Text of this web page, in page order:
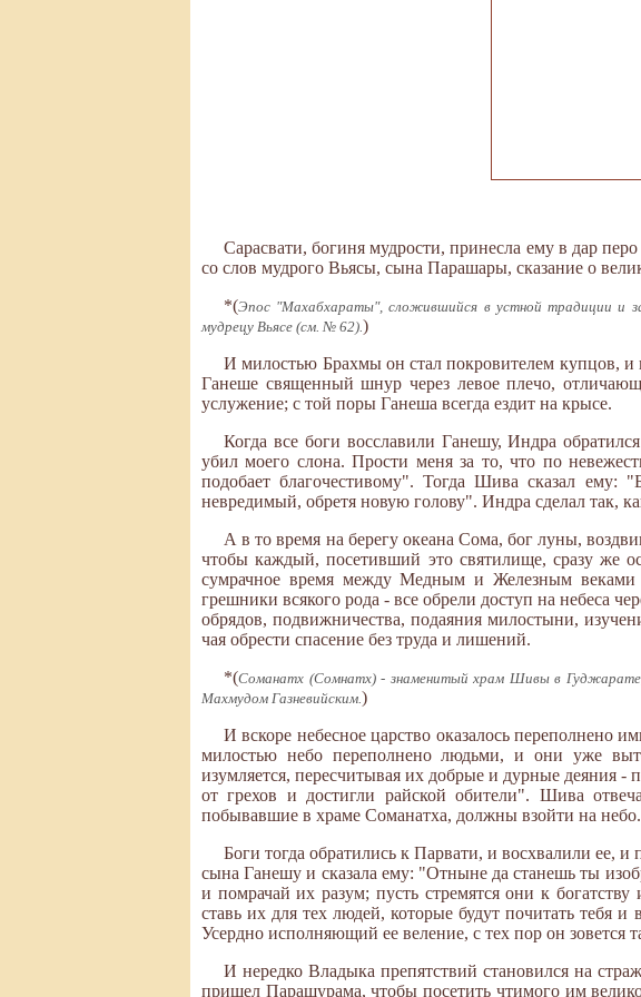
Сарасвати, богиня мудрости, принесла ему в дар
со слов мудрого Вьясы, сына Парашары, сказание о
*(Эпос "Махабхараты", сложившийся в устной традиции и
мудрецу Вьясе (см. № 62).)
И милостью Брахмы он стал покровителем купцов,
Ганеше священный шнур через левое плечо,
услужение; с той поры Ганеша всегда ездит на крысе.
Когда все боги восславили Ганешу, Индра
убил моего слона. Прости меня за то, что по
подобает благочестивому". Тогда Шива сказал
невредимый, обретя новую голову". Индра сделал так,
А в то время на берегу океана Сома, бог луны,
чтобы каждый, посетивший это святилище, сразу же
сумрачное время между Медным и Железным
грешники всякого рода - все обрели доступ на небеса
обрядов, подвижничества, подаяния милостыни,
чая обрести спасение без труда и лишений.
*(Соманатх (Сомнатх) - знаменитый храм Шивы в Гуджарате,
Махмудом Газневийским.)
И вскоре небесное царство оказалось
милостью небо переполнено людьми, и они уже
изумляется, пересчитывая их добрые и дурные деяния
от грехов и достигли райской обители". Шива
побывавшие в храме Соманатха, должны взойти на
Боги тогда обратились к Парвати, и восхвалили ее,
сына Ганешу и сказала ему: "Отныне да станешь ты
и помрачай их разум; пусть стремятся они к
ставь их для тех людей, которые будут почитать тебя
Усердно исполняющий ее веление, с тех пор он зовется
И нередко Владыка препятствий становился на
пришел Парашурама, чтобы посетить чтимого им